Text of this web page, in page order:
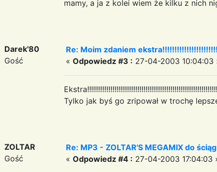
mamy, a ja z kolei wiem że kilku z nich
Darek'80
Gość
Re: Moim zdaniem
« Odpowiedz #3 : 27-04-2003 10:04:03
Tylko jak byś go zripował w trochę
ZOLTAR
Gość
Re: MP3 - ZOLTAR'S MEGAMIX do
« Odpowiedz #4 : 27-04-2003 17:04:03